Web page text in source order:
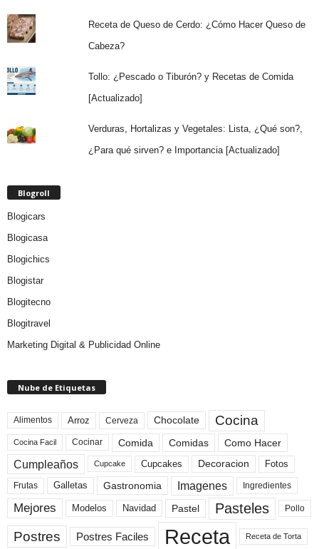
Receta de Queso de Cerdo: ¿Cómo Hacer Queso de
Cabeza?
Tollo: ¿Pescado o Tiburón? y Recetas de Comida
[Actualizado]
Verduras, Hortalizas y Vegetales: Lista, ¿Qué son?,
¿Para qué sirven? e Importancia [Actualizado]
Blogroll
Blogicars
Blogicasa
Blogichics
Blogistar
Blogitecno
Blogitravel
Marketing Digital & Publicidad Online
Nube de Etiquetas
Alimentos Arroz Cerveza Chocolate Cocina
Cocina Facil Cocinar Comida Comidas Como Hacer
Cumpleaños Cupcake Cupcakes Decoracion Fotos
Frutas Galletas Gastronomia Imagenes Ingredientes
Mejores Modelos Navidad Pastel Pasteles Pollo
Postres Postres Faciles Receta Receta de Torta